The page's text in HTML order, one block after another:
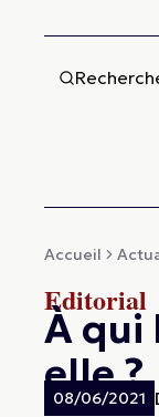
Accueil
Editorial
À qui
elle ?
08/06/2021